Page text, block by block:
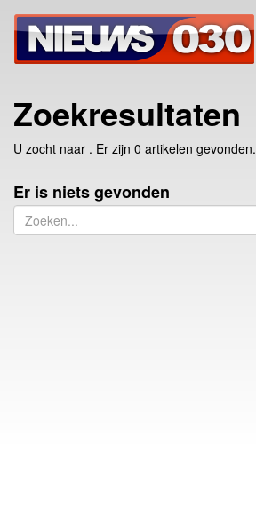
Zoekresultaten
U zocht naar . Er zijn 0 artikelen gevonden.
Er is niets gevonden